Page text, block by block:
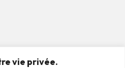
vie privée.